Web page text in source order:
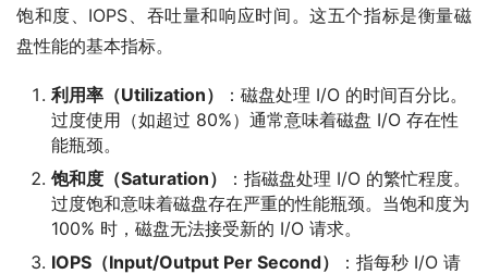
饱和度、IOPS、吞吐量和响应时间。这五个指标是衡量磁
盘性能的基本指标。
利用率（Utilization）
：磁盘处理 I/O 的时间百分比。
过度使用（如超过 80%）通常意味着磁盘 I/O 存在性
能瓶颈。
饱和度（Saturation）
：指磁盘处理 I/O 的繁忙程度。
过度饱和意味着磁盘存在严重的性能瓶颈。当饱和度为
100% 时，磁盘无法接受新的 I/O 请求。
IOPS（Input/Output Per Second）
：指每秒 I/O 请